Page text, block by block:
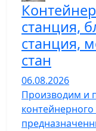
станция,
станция,
стан
06.08.2026
Производим и